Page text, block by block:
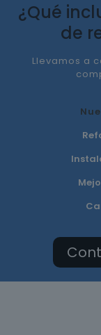
¿Qué
de
Llevamos a